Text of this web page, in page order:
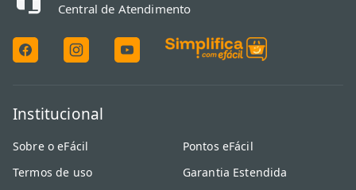
Central de Atendimento
Institucional
Sobre o eFácil
Termos de uso
Pontos eFácil
Garantia Estendida